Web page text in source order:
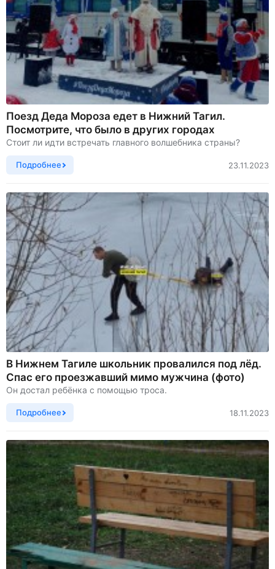
Поезд Деда Мороза едет в Нижний Тагил.
Посмотрите, что было в других городах
Стоит ли идти встречать главного волшебника страны?
Подробнее 23.11.2023
В Нижнем Тагиле школьник провалился под лёд.
Спас его проезжавший мимо мужчина (фото)
Он достал ребёнка с помощью троса.
Подробнее 18.11.2023